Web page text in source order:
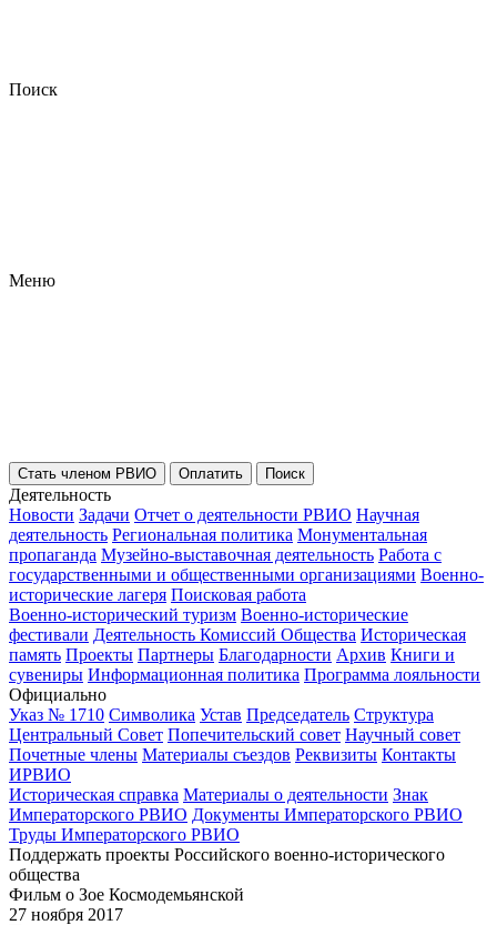
Поиск
Меню
Стать членом РВИО Оплатить Поиск
Деятельность
Новости Задачи Отчет о деятельности РВИО Научная
деятельность Региональная политика Монументальная
пропаганда Музейно-выставочная деятельность Работа с
государственными и общественными организациями Военно-
исторические лагеря Поисковая работа
Военно-исторический туризм Военно-исторические
фестивали Деятельность Комиссий Общества Историческая
память Проекты Партнеры Благодарности Архив Книги и
сувениры Информационная политика Программа лояльности
Официально
Указ № 1710 Символика Устав Председатель Структура
Центральный Совет Попечительский совет Научный совет
Почетные члены Материалы съездов Реквизиты Контакты
ИРВИО
Историческая справка Материалы о деятельности Знак
Императорского РВИО Документы Императорского РВИО
Труды Императорского РВИО
Поддержать проекты Российского военно-исторического
общества
Фильм о Зое Космодемьянской
27 ноября 2017